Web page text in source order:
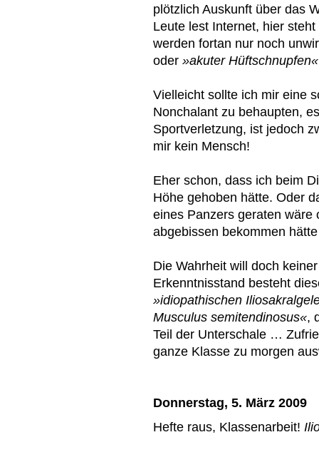
plötzlich Auskunft über das
Leute lest Internet, hier
werden fortan nur noch
oder »akuter Hüftschnupfen«
Vielleicht sollte ich mir eine
Nonchalant zu behaupten,
Sportverletzung, ist jedoch
mir kein Mensch!
Eher schon, dass ich beim
Höhe gehoben hätte. Oder
eines Panzers geraten wäre
abgebissen bekommen
Die Wahrheit will doch
Erkenntnisstand besteht
»idiopathischen
Musculus semitendinosus«,
Teil der Unterschale …
ganze Klasse zu morgen
Donnerstag, 5. März 2009
Hefte raus, Klassenarbeit!